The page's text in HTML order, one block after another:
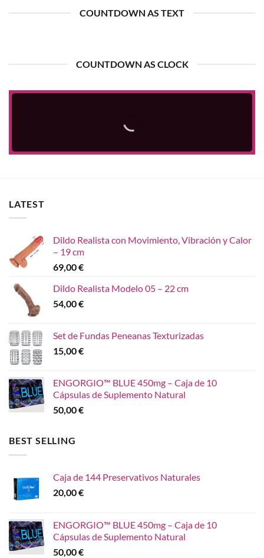
COUNTDOWN AS TEXT
COUNTDOWN AS CLOCK
LATEST
Dildo Realista con Movimiento, Vibración y Calor
– 19 cm
69,00€
Dildo Realista Modelo 05 – 22 cm
54,00€
Set de Fundas Peneanas Texturizadas
15,00€
ENGORGIO™ BLUE 450mg – Caja de 10
Cápsulas de Suplemento Natural
50,00€
BEST SELLING
Caja de 144 Preservativos Naturales
20,00€
ENGORGIO™ BLUE 450mg – Caja de 10
Cápsulas de Suplemento Natural
50,00€